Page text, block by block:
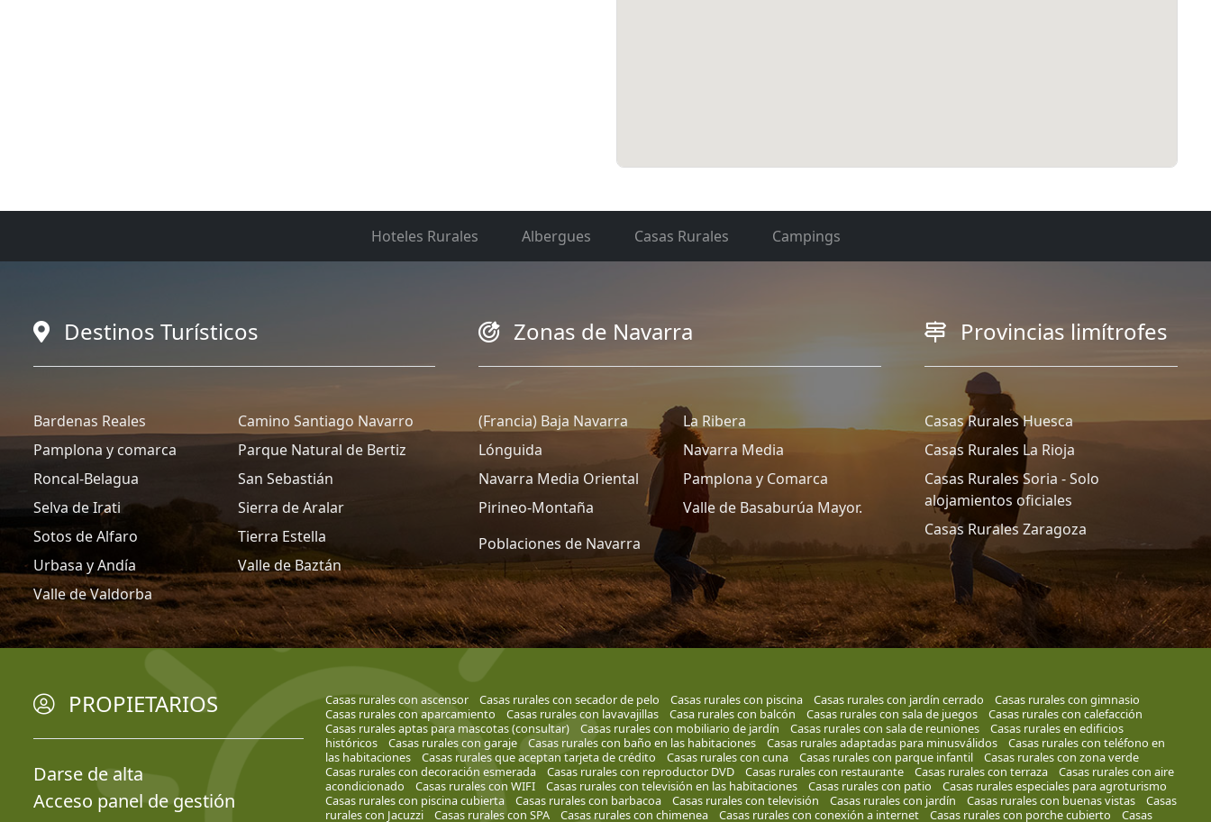
Hoteles Rurales Albergues Casas Rurales Campings
Destinos Turísticos
Bardenas Reales
Camino Santiago Navarro
Pamplona y comarca
Parque Natural de Bertiz
Roncal-Belagua
San Sebastián
Selva de Irati
Sierra de Aralar
Sotos de Alfaro
Tierra Estella
Urbasa y Andía
Valle de Baztán
Valle de Valdorba
Zonas de Navarra
(Francia) Baja Navarra
La Ribera
Lónguida
Navarra Media
Navarra Media Oriental
Pamplona y Comarca
Pirineo-Montaña
Valle de Basaburúa Mayor.
Poblaciones de Navarra
Provincias limítrofes
Casas Rurales Huesca
Casas Rurales La Rioja
Casas Rurales Soria - Solo
alojamientos oficiales
Casas Rurales Zaragoza
PROPIETARIOS
Darse de alta
Acceso panel de gestión
Casas rurales con ascensor Casas rurales con secador de pelo Casas rurales con piscina Casas rurales con jardín cerrado
Casas rurales con gimnasio
Casas rurales con aparcamiento
Casas rurales con lavavajillas Casa rurales con balcón Casas rurales con sala de juegos
Casas rurales con calefacción
Casas rurales aptas para mascotas (consultar)
Casas rurales con mobiliario de jardín Casas rurales con sala de reuniones
Casas rurales en edificios
históricos
Casas rurales con garaje Casas rurales con baño en las habitaciones Casas rurales adaptadas para minusválidos
Casas rurales con teléfono en
las habitaciones
Casas rurales que aceptan tarjeta de crédito Casas rurales con cuna Casas rurales con parque infantil
Casas rurales con zona verde
Casas rurales con decoración esmerada
Casas rurales con reproductor DVD Casas rurales con restaurante Casas rurales con terraza
Casas rurales con aire
acondicionado
Casas rurales con WIFI Casas rurales con televisión en las habitaciones Casas rurales con patio
Casas rurales especiales para agroturismo
Casas rurales con piscina cubierta
Casas rurales con barbacoa Casas rurales con televisión Casas rurales con jardín Casas rurales con buenas vistas
Casas
rurales con Jacuzzi
Casas rurales con SPA Casas rurales con chimenea Casas rurales con conexión a internet Casas rurales con porche cubierto
Casas